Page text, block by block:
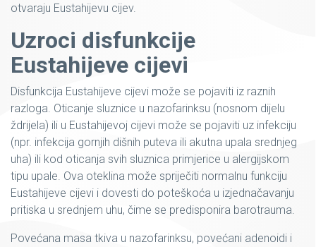
otvaraju Eustahijevu cijev.
Uzroci disfunkcije
Eustahijeve cijevi
Disfunkcija Eustahijeve cijevi može se pojaviti iz raznih
razloga. Oticanje sluznice u nazofarinksu (nosnom dijelu
ždrijela) ili u Eustahijevoj cijevi može se pojaviti uz infekciju
(npr. infekcija gornjih dišnih puteva ili akutna upala srednjeg
uha) ili kod oticanja svih sluznica primjerice u alergijskom
tipu upale. Ova oteklina može spriječiti normalnu funkciju
Eustahijeve cijevi i dovesti do poteškoća u izjednačavanju
pritiska u srednjem uhu, čime se predisponira barotrauma.
Povećana masa tkiva u nazofarinksu, povećani adenoidi i